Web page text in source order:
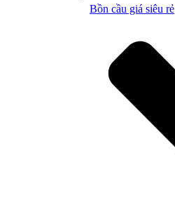
Bồn cầu giá siêu rẻ